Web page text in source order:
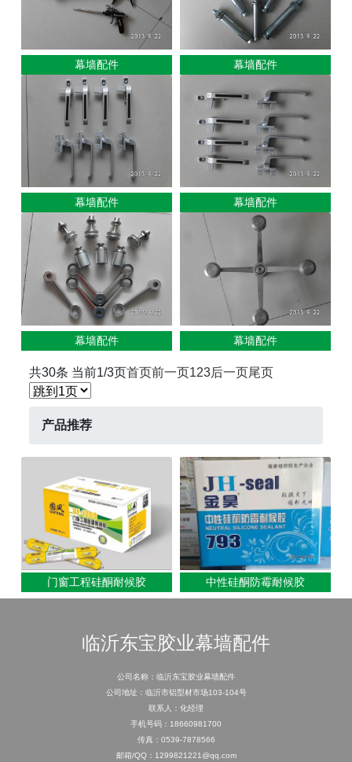
幕墙配件 幕墙配件
幕墙配件 幕墙配件
幕墙配件 幕墙配件
共30条 当前1/3页首页前一页123后一页尾页
产品推荐
门窗工程硅酮耐候胶 中性硅酮防霉耐候胶
临沂东宝胶业幕墙配件
公司名称：临沂东宝胶业幕墙配件
公司地址：临沂市铝型材市场103-104号
联系人：化经理
手机号码：18660981700
传真：0539-7878566
邮箱/QQ：1299821221@qq.com